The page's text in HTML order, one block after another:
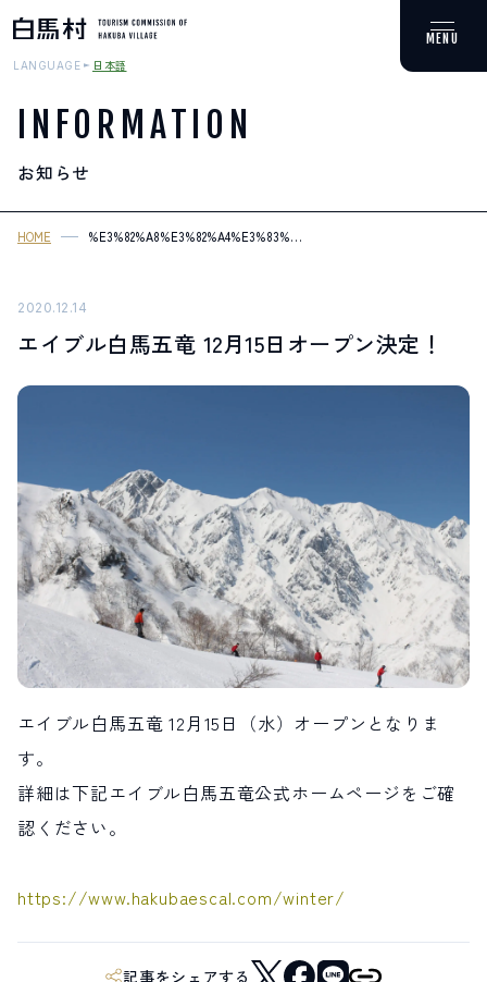
MOUNTAIN & TREKKING
登山・トレッキング
スキー場
温泉
スポット紹介
LIVE CAMERA
ライブカメラ
RECOMMENDATION
おすすめ情報
ABOUT HAKUBA
白馬村について
EVENTS
イベント情報
INFORMATION
お知らせ
MEISTER TOUR
マイスターツアー
STAY ACTIVITIES
HAKUBA ORIGINAL NORWAY VILLAGE
SEASONS
白馬村の季節 塩の道
FURUSATO TAX
ふるさと納税
白馬村までのアクセス
白馬村内の交通情報
プライバシーポリシー
利用規約
LANGUAGE 日本語
INFORMATION
お知らせ
HOME
2020.12.14
エイブル白馬五竜 12月15日オープン決定！
エイブル白馬五竜 12月15日（水）オープンとなりま
す。
詳細は下記エイブル白馬五竜公式ホームページをご確
認ください。
https://www.hakubaescal.com/winter/
記事をシェアする